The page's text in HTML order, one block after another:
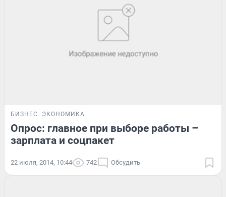
БИЗНЕС ЭКОНОМИКА
Опрос: главное при выборе работы –
зарплата и соцпакет
22 июля, 2014, 10:44 742 Обсудить